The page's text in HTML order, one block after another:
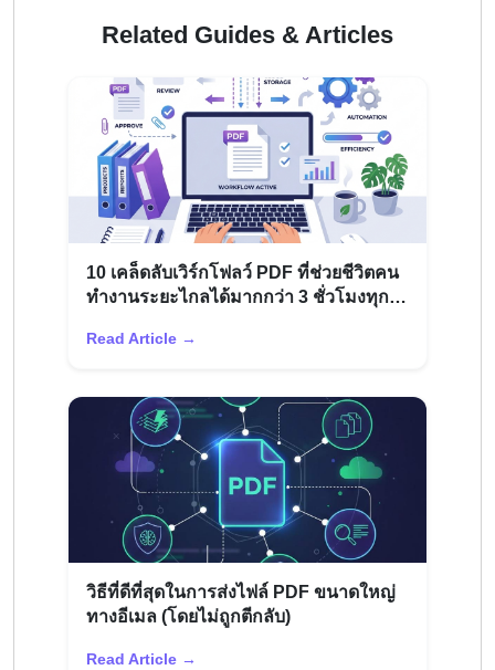
Related Guides & Articles
10 เคล็ดลับเวิร์กโฟลว์ PDF ที่ช่วยชีวิตคน
ทำงานระยะไกลได้มากกว่า 3 ชั่วโมงทุก
Read Article →
วิธีที่ดีที่สุดในการส่งไฟล์ PDF ขนาดใหญ่
ทางอีเมล (โดยไม่ถูกตีกลับ)
Read Article →